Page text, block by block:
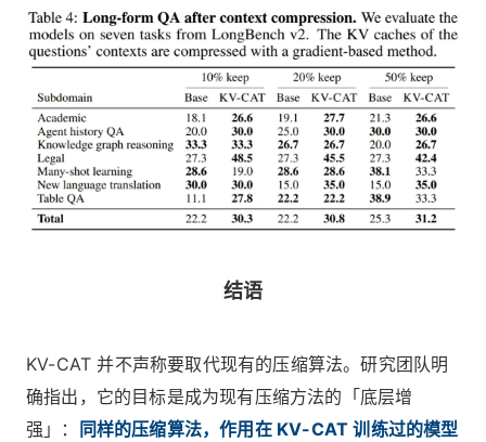
结语
KV-CAT 并不声称要取代现有的压缩算法。研究团队明
确指出，它的目标是成为现有压缩方法的「底层增
强」：
同样的压缩算法，作用在 KV-CAT 训练过的模型